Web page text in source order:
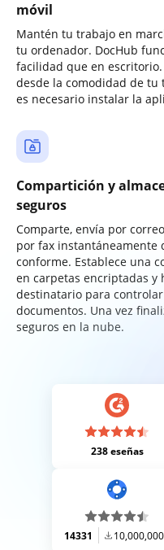
móvil
Mantén tu trabajo en
tu ordenador. DocHub
facilidad que en
desde la comodidad de
es necesario instalar la
Compartición y
seguros
Comparte, envía por
por fax instantáneamente
conforme. Establece una
en carpetas encriptadas
destinatario para
documentos. Una vez
seguros en la nube.
238 eseñas
14331